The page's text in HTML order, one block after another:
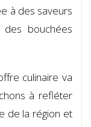
à des saveurs
des bouchées
culinaire va
à refléter
de la région et